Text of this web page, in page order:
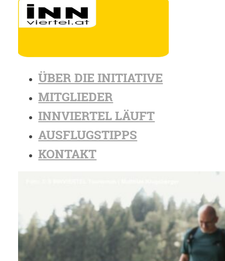
ÜBER DIE INITIATIVE
MITGLIEDER
INNVIERTEL LÄUFT
AUSFLUGSTIPPS
KONTAKT